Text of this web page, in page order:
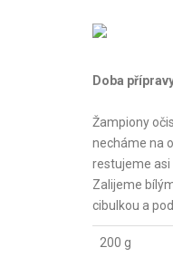
Doba
Žampiony
necháme na
restujeme asi
Zalijeme
cibulkou a
200 g